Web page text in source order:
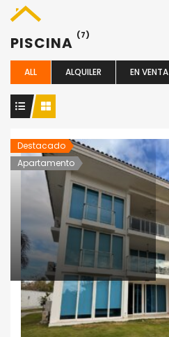
PISCINA (7)
ALL ALQUILER EN VENTA
Destacado
Apartamento